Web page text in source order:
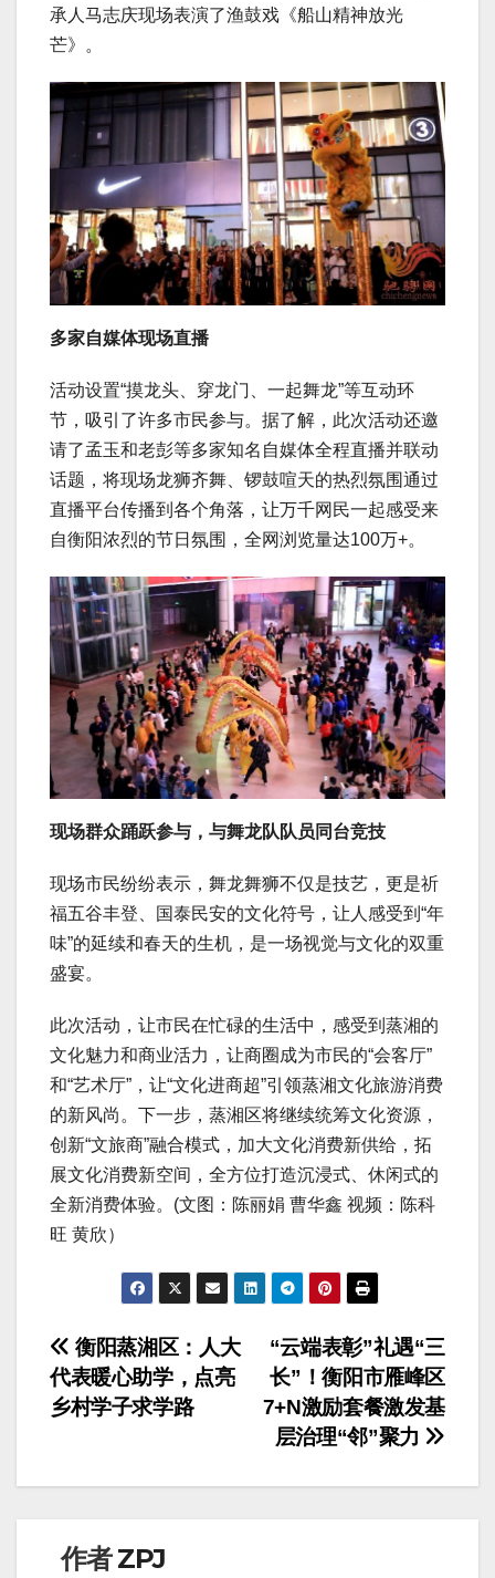
承人马志庆现场表演了渔鼓戏《船山精神放光
芒》。
多家自媒体现场直播
活动设置“摸龙头、穿龙门、一起舞龙”等互动环
节，吸引了许多市民参与。据了解，此次活动还邀
请了孟玉和老彭等多家知名自媒体全程直播并联动
话题，将现场龙狮齐舞、锣鼓喧天的热烈氛围通过
直播平台传播到各个角落，让万千网民一起感受来
自衡阳浓烈的节日氛围，全网浏览量达100万+。
现场群众踊跃参与，与舞龙队队员同台竞技
现场市民纷纷表示，舞龙舞狮不仅是技艺，更是祈
福五谷丰登、国泰民安的文化符号，让人感受到“年
味”的延续和春天的生机，是一场视觉与文化的双重
盛宴。
此次活动，让市民在忙碌的生活中，感受到蒸湘的
文化魅力和商业活力，让商圈成为市民的“会客厅”
和“艺术厅”，让“文化进商超”引领蒸湘文化旅游消费
的新风尚。下一步，蒸湘区将继续统筹文化资源，
创新“文旅商”融合模式，加大文化消费新供给，拓
展文化消费新空间，全方位打造沉浸式、休闲式的
全新消费体验。(文图：陈丽娟 曹华鑫 视频：陈科
旺 黄欣）
文
章
航
“云端表彰”礼遇“三
长”！衡阳市雁峰区
7+N激励套餐激发基
层治理“邻”聚力
衡阳蒸湘区：人大
代表暖心助学，点亮
乡村学子求学路
作者ZPJ